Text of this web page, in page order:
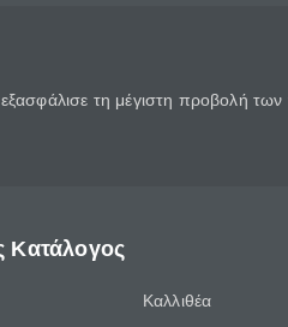
τη μέγιστη προβολή των
Κατάλογος
Καλλιθέα